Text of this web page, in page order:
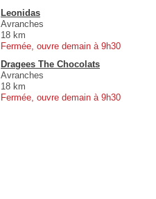
Leonidas
Avranches
18 km
Fermée, ouvre demain à 9h30
Dragees The Chocolats
Avranches
18 km
Fermée, ouvre demain à 9h30